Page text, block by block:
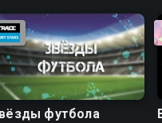
футбола